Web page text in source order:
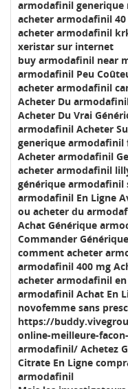
armodafinil generique
acheter armodafinil
acheter armodafinil
xeristar sur internet
buy armodafinil near
armodafinil Peu
acheter armodafinil
Acheter Du
Acheter Du Vrai
armodafinil Acheter
generique armodafinil
Acheter armodafinil
acheter armodafinil
générique armodafinil
armodafinil En Ligne
ou acheter du
Achat Générique
Commander
comment acheter
armodafinil 400 mg
acheter armodafinil
armodafinil Achat En
novofemme sans
https://
online-meilleure-
armodafinil/ Achetez
Citrate En Ligne
armodafinil